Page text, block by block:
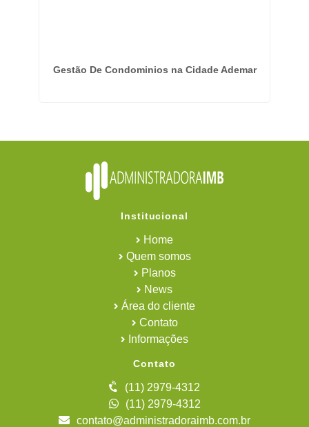
Gestão De Condominios na Cidade Ademar
Institucional
Home
Quem somos
Planos
News
Área do cliente
Contato
Informações
Contato
(11) 2979-4312
(11) 2979-4312
contato@administradoraimb.com.br